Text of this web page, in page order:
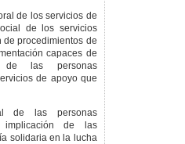
de los servicios de
de los servicios
de procedimientos de
capaces de
de las personas
de apoyo que
de las personas
implicación de las
solidaria en la lucha